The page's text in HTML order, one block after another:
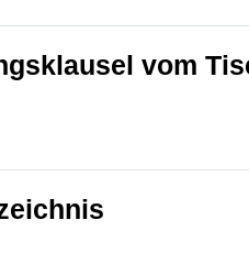
vom